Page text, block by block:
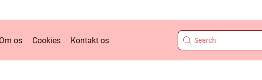
Om os Cookies Kontakt os